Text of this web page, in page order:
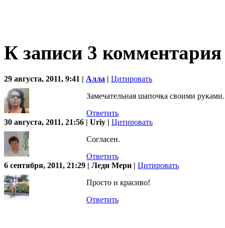
К записи 3 комментария
29 августа, 2011, 9:41 | Алла | Цитировать
Замечательная шапочка своими
Ответить
30 августа, 2011, 21:56 | Uriy | Цитировать
Согласен.
Ответить
6 сентября, 2011, 21:29 | Леди Мери | Цитировать
Просто и красиво!
Ответить